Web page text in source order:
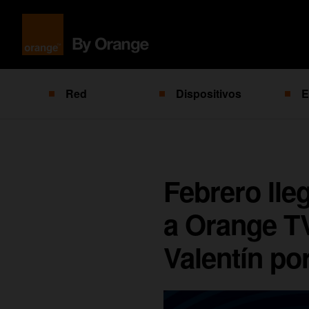
Red Dispositivos
Febrero
a Orange
Valentín